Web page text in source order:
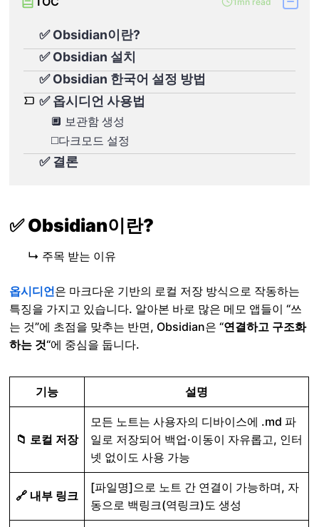
✅ Obsidian이란?
✅ Obsidian 설치
✅ Obsidian 한국어 설정 방법
✅ 옵시디언 사용법
🔲 보관함 생성
◻️다크모드 설정
✅ 결론
✅ Obsidian이란?
↳ 주목 받는 이유
옵시디언은 마크다운 기반의 로컬 저장 방식으로 작동하는
특징을 가지고 있습니다. 알아본 바로 많은 메모 앱들이 “쓰
는 것”에 초점을 맞추는 반면, Obsidian은 “연결하고 구조화
하는 것“에 중심을 둡니다.
기능 설명
📁 로컬 저장
모든 노트는 사용자의 디바이스에 .md 파
일로 저장되어 백업·이동이 자유롭고, 인터
넷 없이도 사용 가능
🔗 내부 링크
[파일명]으로 노트 간 연결이 가능하며, 자
동으로 백링크(역링크)도 생성